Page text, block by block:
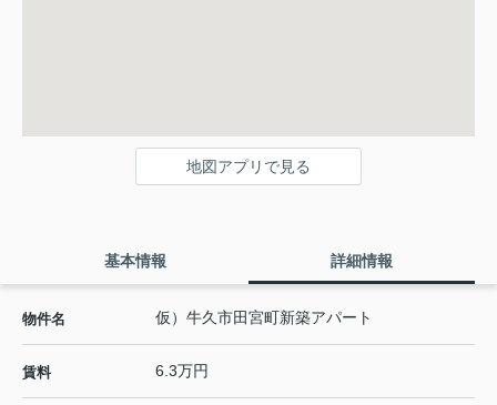
地図アプリで見る
基本情報 詳細情報
物件名 仮）牛久市田宮町新築アパート
賃料 6.3万円